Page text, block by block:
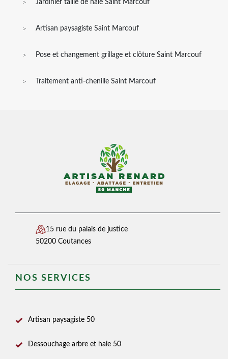
Jardinier taille de haie Saint Marcouf
Artisan paysagiste Saint Marcouf
Pose et changement grillage et clôture Saint Marcouf
Traitement anti-chenille Saint Marcouf
15 rue du palais de justice
50200 Coutances
NOS SERVICES
Artisan paysagiste 50
Dessouchage arbre et haie 50